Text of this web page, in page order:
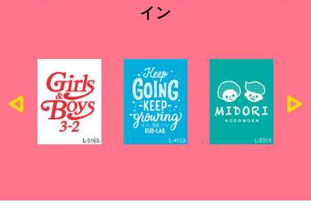
イン